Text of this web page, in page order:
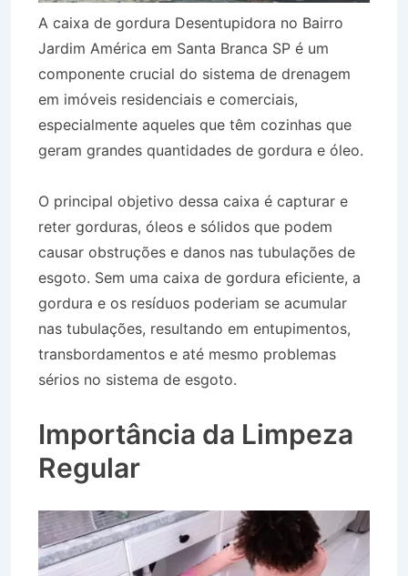
A caixa de gordura Desentupidora no Bairro
Jardim América em Santa Branca SP é um
componente crucial do sistema de drenagem
em imóveis residenciais e comerciais,
especialmente aqueles que têm cozinhas que
geram grandes quantidades de gordura e óleo.
O principal objetivo dessa caixa é capturar e
reter gorduras, óleos e sólidos que podem
causar obstruções e danos nas tubulações de
esgoto. Sem uma caixa de gordura eficiente, a
gordura e os resíduos poderiam se acumular
nas tubulações, resultando em entupimentos,
transbordamentos e até mesmo problemas
sérios no sistema de esgoto.
Importância da Limpeza
Regular